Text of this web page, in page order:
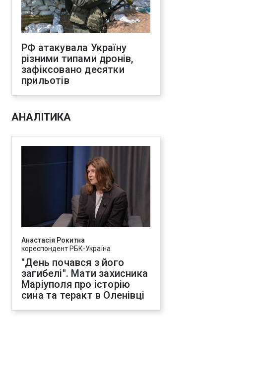
РФ атакувала Україну
різними типами дронів,
зафіксовано десятки
прильотів
АНАЛІТИКА
Анастасія Рокитна
кореспондент РБК-Україна
"День почався з його
загибелі". Мати захисника
Маріуполя про історію
сина та теракт в Оленівці